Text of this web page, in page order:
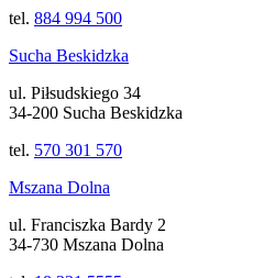
tel. 884 994 500
Sucha Beskidzka
ul. Piłsudskiego 34
34-200 Sucha Beskidzka
tel. 570 301 570
Mszana Dolna
ul. Franciszka Bardy 2
34-730 Mszana Dolna